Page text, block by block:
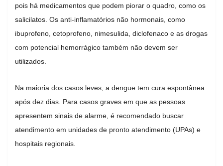
pois há medicamentos que podem piorar o quadro, como os
salicilatos. Os anti-inflamatórios não hormonais, como
ibuprofeno, cetoprofeno, nimesulida, diclofenaco e as drogas
com potencial hemorrágico também não devem ser
utilizados.
Na maioria dos casos leves, a dengue tem cura espontânea
após dez dias. Para casos graves em que as pessoas
apresentem sinais de alarme, é recomendado buscar
atendimento em unidades de pronto atendimento (UPAs) e
hospitais regionais.